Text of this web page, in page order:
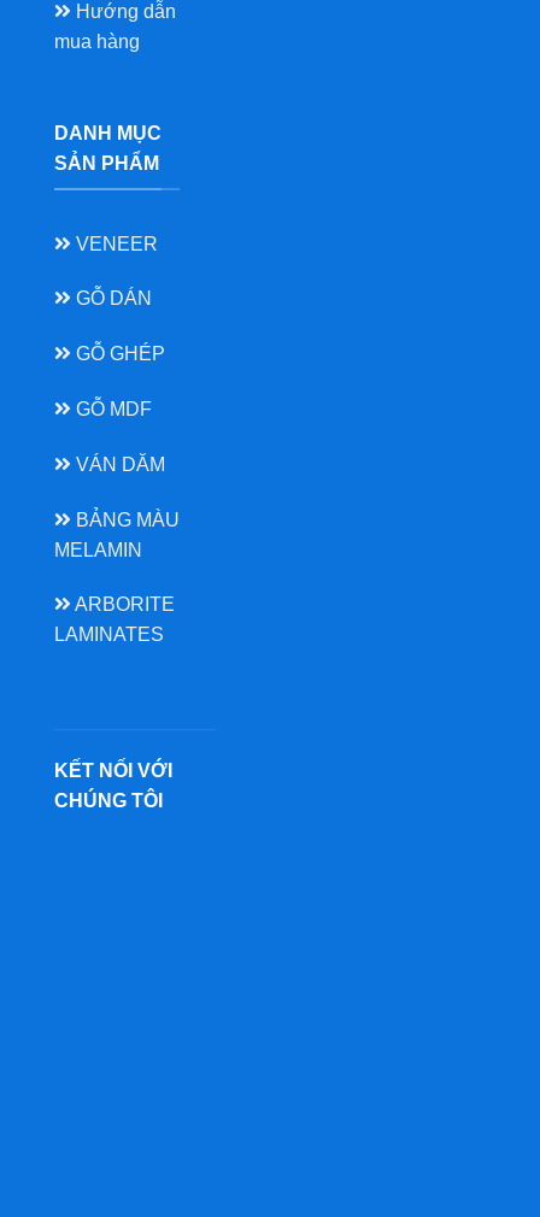
Hướng dẫn
mua hàng
DANH MỤC
SẢN PHẨM
VENEER
GỖ DÁN
GỖ GHÉP
GỖ MDF
VÁN DĂM
BẢNG MÀU
MELAMIN
ARBORITE
LAMINATES
KẾT NỐI VỚI
CHÚNG TÔI